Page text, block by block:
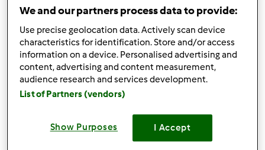
SZPINAKIEM I
MOZZARELLĄ
15
PROZIAKI - PROZIOKI -
PLACKI SODOWE
We and our partners process data to provide:
Use precise geolocation data. Actively scan device
characteristics for identification. Store and/or access
information on a device. Personalised advertising and
content, advertising and content measurement,
audience research and services development.
List of Partners (vendors)
Show Purposes I Accept